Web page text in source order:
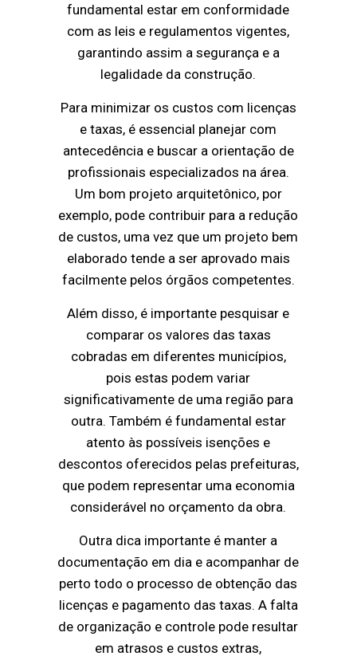
fundamental estar em conformidade
com as leis e regulamentos vigentes,
garantindo assim a segurança e a
legalidade da construção.
Para minimizar os custos com licenças
e taxas, é essencial planejar com
antecedência e buscar a orientação de
profissionais especializados na área.
Um bom projeto arquitetônico, por
exemplo, pode contribuir para a redução
de custos, uma vez que um projeto bem
elaborado tende a ser aprovado mais
facilmente pelos órgãos competentes.
Além disso, é importante pesquisar e
comparar os valores das taxas
cobradas em diferentes municípios,
pois estas podem variar
significativamente de uma região para
outra. Também é fundamental estar
atento às possíveis isenções e
descontos oferecidos pelas prefeituras,
que podem representar uma economia
considerável no orçamento da obra.
Outra dica importante é manter a
documentação em dia e acompanhar de
perto todo o processo de obtenção das
licenças e pagamento das taxas. A falta
de organização e controle pode resultar
em atrasos e custos extras,